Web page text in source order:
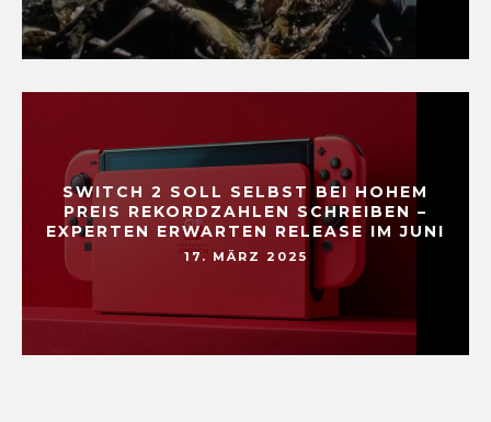
SWITCH 2 SOLL SELBST BEI HOHEM
PREIS REKORDZAHLEN SCHREIBEN –
EXPERTEN ERWARTEN RELEASE IM JUNI
17. MÄRZ 2025